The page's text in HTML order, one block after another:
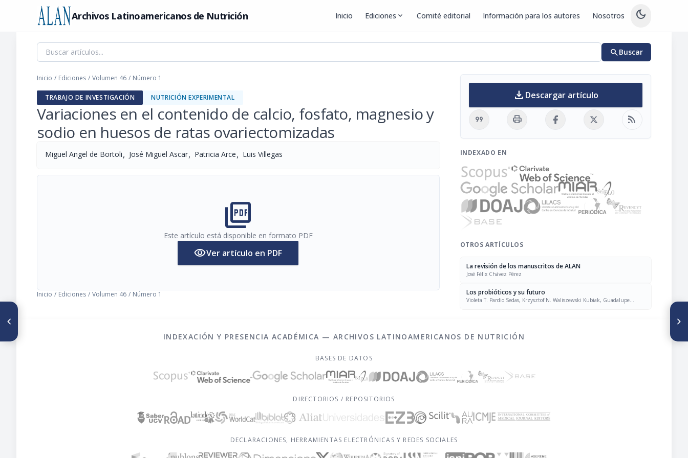
Archivos Latinoamericanos de Nutrición Inicio Ediciones expand_more Comité editorial Información para los autores Nosotros dark_mode
searchBuscar
Inicio / Ediciones / Volumen 46 / Número 1
TRABAJO DE INVESTIGACIÓN NUTRICIÓN EXPERIMENTAL
Variaciones en el contenido de calcio, fosfato, magnesio y
sodio en huesos de ratas ovariectomizadas
Miguel Angel de Bortoli, José Miguel Ascar, Patricia Arce, Luis Villegas
picture_as_pdf
Este artículo está disponible en formato PDF
visibilityVer artículo en PDF
Inicio / Ediciones / Volumen 46 / Número 1
download Descargar artículo
format_quote print rss_feed
INDEXADO EN
OTROS ARTÍCULOS
La revisión de los manuscritos de ALAN
José Félix Chávez Pérez
Los probióticos y su futuro
Violeta T. Pardio Sedas, Krzysztof N. Waliszewski Kubiak, Guadalupe
INDEXACIÓN Y PRESENCIA ACADÉMICA — ARCHIVOS LATINOAMERICANOS DE NUTRICIÓN
BASES DE DATOS
DIRECTORIOS / REPOSITORIOS
DECLARACIONES, HERRAMIENTAS ELECTRÓNICAS Y REDES SOCIALES